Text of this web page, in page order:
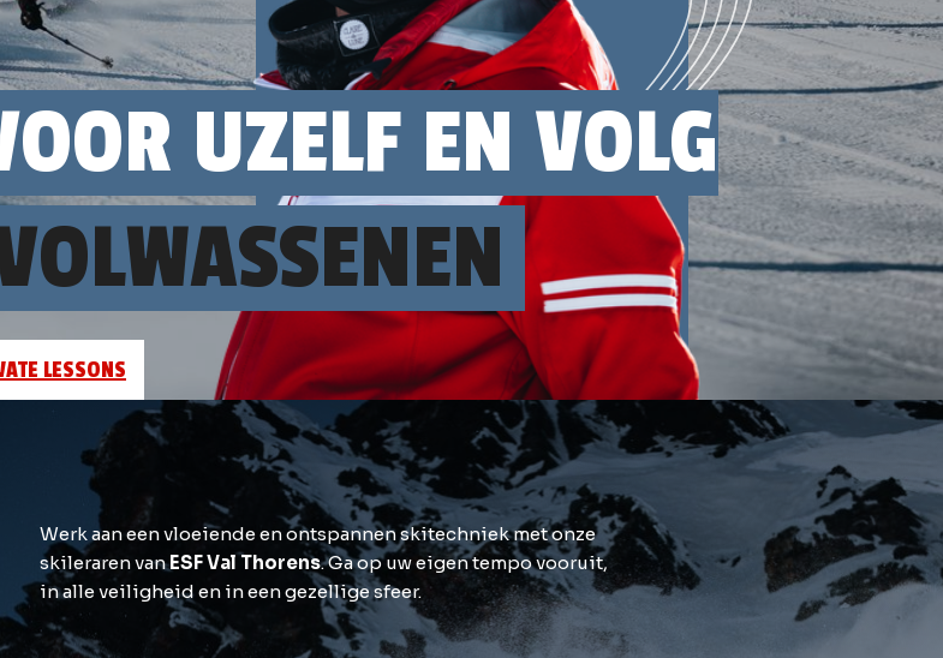
UZELF EN VOLG
LESSONS
Werk aan een vloeiende en ontspannen skitechniek met onze
skileraren vanESF Val Thorens. Ga op uw eigen tempo vooruit,
in alle veiligheid en in een gezellige sfeer.